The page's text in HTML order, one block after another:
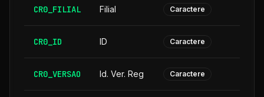
CR0_FILIAL Filial Caractere
CR0_ID ID Caractere
CR0_VERSAO Id. Ver. Reg Caractere